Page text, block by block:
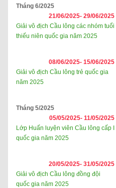
Tháng 6/2025
21/06/2025- 29/06/2025
Giải vô địch Cầu lông các nhóm tuổi
thiếu niên quốc gia năm 2025
08/06/2025- 15/06/2025
Giải vô địch Cầu lông trẻ quốc gia
năm 2025
Tháng 5/2025
05/05/2025- 11/05/2025
Lớp Huấn luyện viên Cầu lông cấp I
quốc gia năm 2025
20/05/2025- 31/05/2025
Giải vô địch Cầu lông đồng đội
quốc gia năm 2025